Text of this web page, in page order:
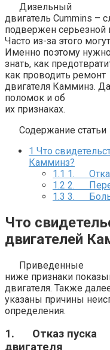
Дизельный
двигатель Cummins –
подвержен серьезной
Часто из-за этого
Именно поэтому нужно
знать, как
как проводить ремонт
двигателя Камминз.
поломок и об
их признаках.
Содержание статьи
1 Что
Камминз?
1.1 1. Отказ
1.2 2.
1.3 3.
Что
двигателей
Приведенные
ниже признаки
двигателя. Также
указаны причины
определения.
1. Отказ пуска
двигателя